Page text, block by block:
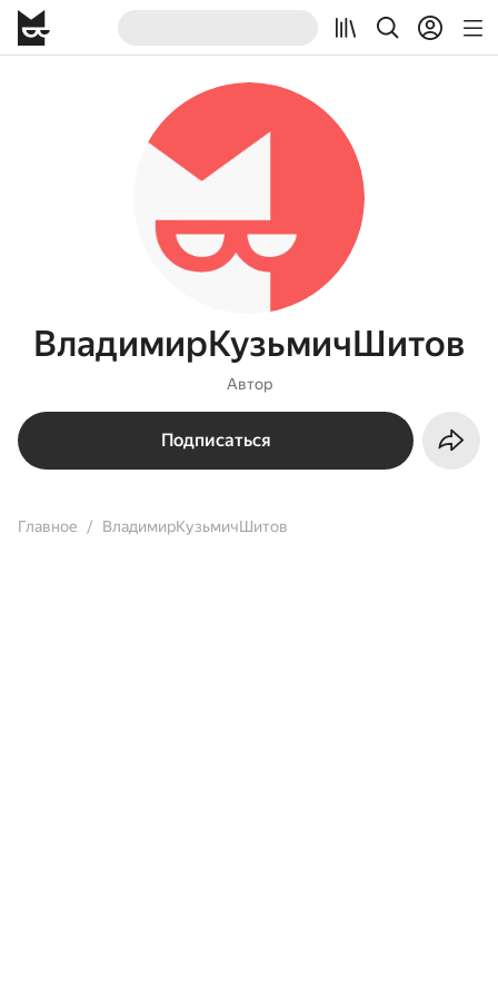
ВладимирКузьмичШитов
Автор
Подписаться
Главное ВладимирКузьмичШитов